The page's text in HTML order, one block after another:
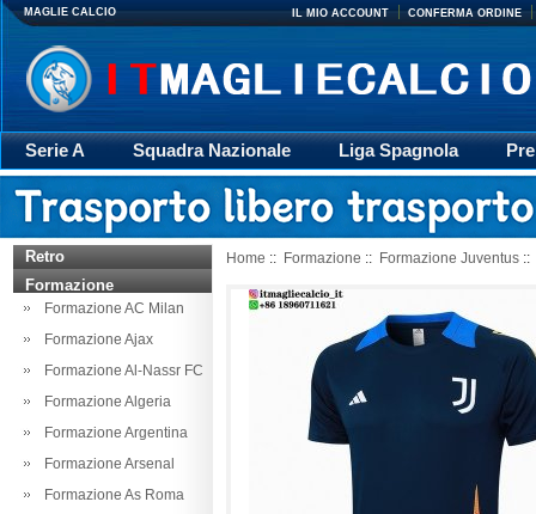
MAGLIE CALCIO IL MIO ACCOUNT CONFERMA ORDINE
Serie A Squadra Nazionale Liga Spagnola
Giacca
Rugby trasporto Retro
Retro
Formazione
Formazione AC Milan
Formazione Ajax
Formazione Al-Nassr FC
Formazione Algeria
Formazione Argentina
Formazione Arsenal
Formazione As Roma
Home :: Formazione :: Formazione Juventus ::